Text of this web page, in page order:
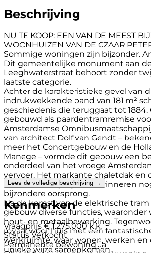
Beschrijving
NU TE KOOP: EEN VAN DE MEEST
WOONHUIZEN VAN DE CZAAR
Sommige woningen zijn bijzonder.
Dit gemeentelijke monument aan
Leeghwaterstraat behoort zonder
laatste categorie.
Achter de karakteristieke gevel van
indrukwekkende pand van 181 m²
geschiedenis die teruggaat tot 1884.
gebouwd als paardentramremise
Amsterdamse
van architect Dolf van Gendt –
meer het Concertgebouw en de
Manege – vormde dit gebouw een
onderdeel van het vroege
vervoer. Het markante chaletdak en
vakwerkachtige gevel herinneren
bijzondere oorsprong.
Na de komst van de elektrische
gebouw diverse functies, waaronder
hout- en metaalbewerking.
royaal woonhuis met een
werkruimte, waar wonen, werken en
unieke wijze samenkomen.
Lees de volledige beschrijving →
Kenmerken
Vraagprijs € 1.275.000 k.k.
Status Verkocht
Permanente bewoning Ja